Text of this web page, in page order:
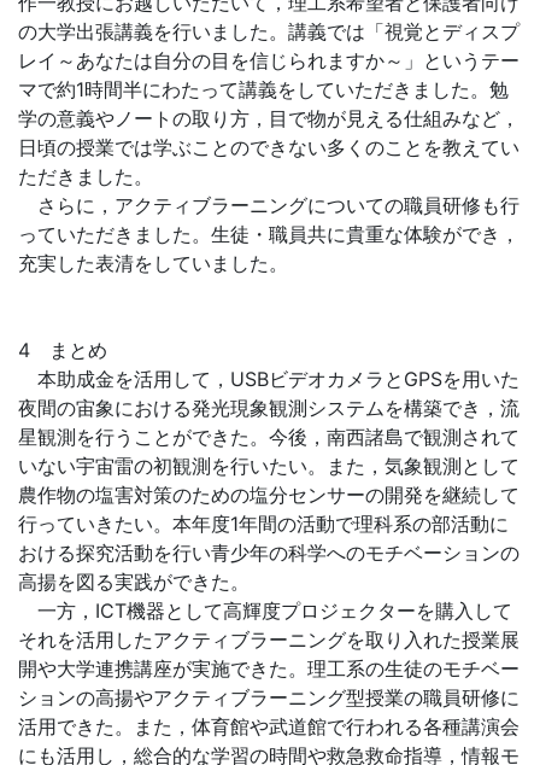
の大学出張講義を行いました。講義では「視覚とディスプ
レイ～あなたは自分の目を信じられますか～」というテー
マで約1時間半にわたって講義をしていただきました。勉
学の意義やノートの取り方，目で物が見える仕組みなど，
日頃の授業では学ぶことのできない多くのことを教えてい
ただきました。
さらに，アクティブラーニングについての職員研修も行
っていただきました。生徒・職員共に貴重な体験ができ，
充実した表清をしていました。
4 まとめ
本助成金を活用して，USBビデオカメラとGPSを用いた
夜間の宙象における発光現象観測システムを構築でき，流
星観測を行うことができた。今後，南西諸島で観測されて
いない宇宙雷の初観測を行いたい。また，気象観測として
農作物の塩害対策のための塩分センサーの開発を継続して
行っていきたい。本年度1年間の活動で理科系の部活動に
おける探究活動を行い青少年の科学へのモチベーションの
高揚を図る実践ができた。
一方，ICT機器として高輝度プロジェクターを購入して
それを活用したアクティブラーニングを取り入れた授業展
開や大学連携講座が実施できた。理工系の生徒のモチベー
ションの高揚やアクティブラーニング型授業の職員研修に
活用できた。また，体育館や武道館で行われる各種講演会
にも活用し，総合的な学習の時間や救急救命指導，情報モ